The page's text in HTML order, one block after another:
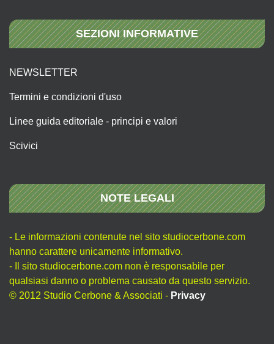
SEZIONI INFORMATIVE
NEWSLETTER
Termini e condizioni d'uso
Linee guida editoriale - principi e valori
Scivici
NOTE LEGALI
- Le informazioni contenute nel sito studiocerbone.com
hanno carattere unicamente informativo.
- Il sito studiocerbone.com non è responsabile per
qualsiasi danno o problema causato da questo servizio.
© 2012 Studio Cerbone & Associati - Privacy